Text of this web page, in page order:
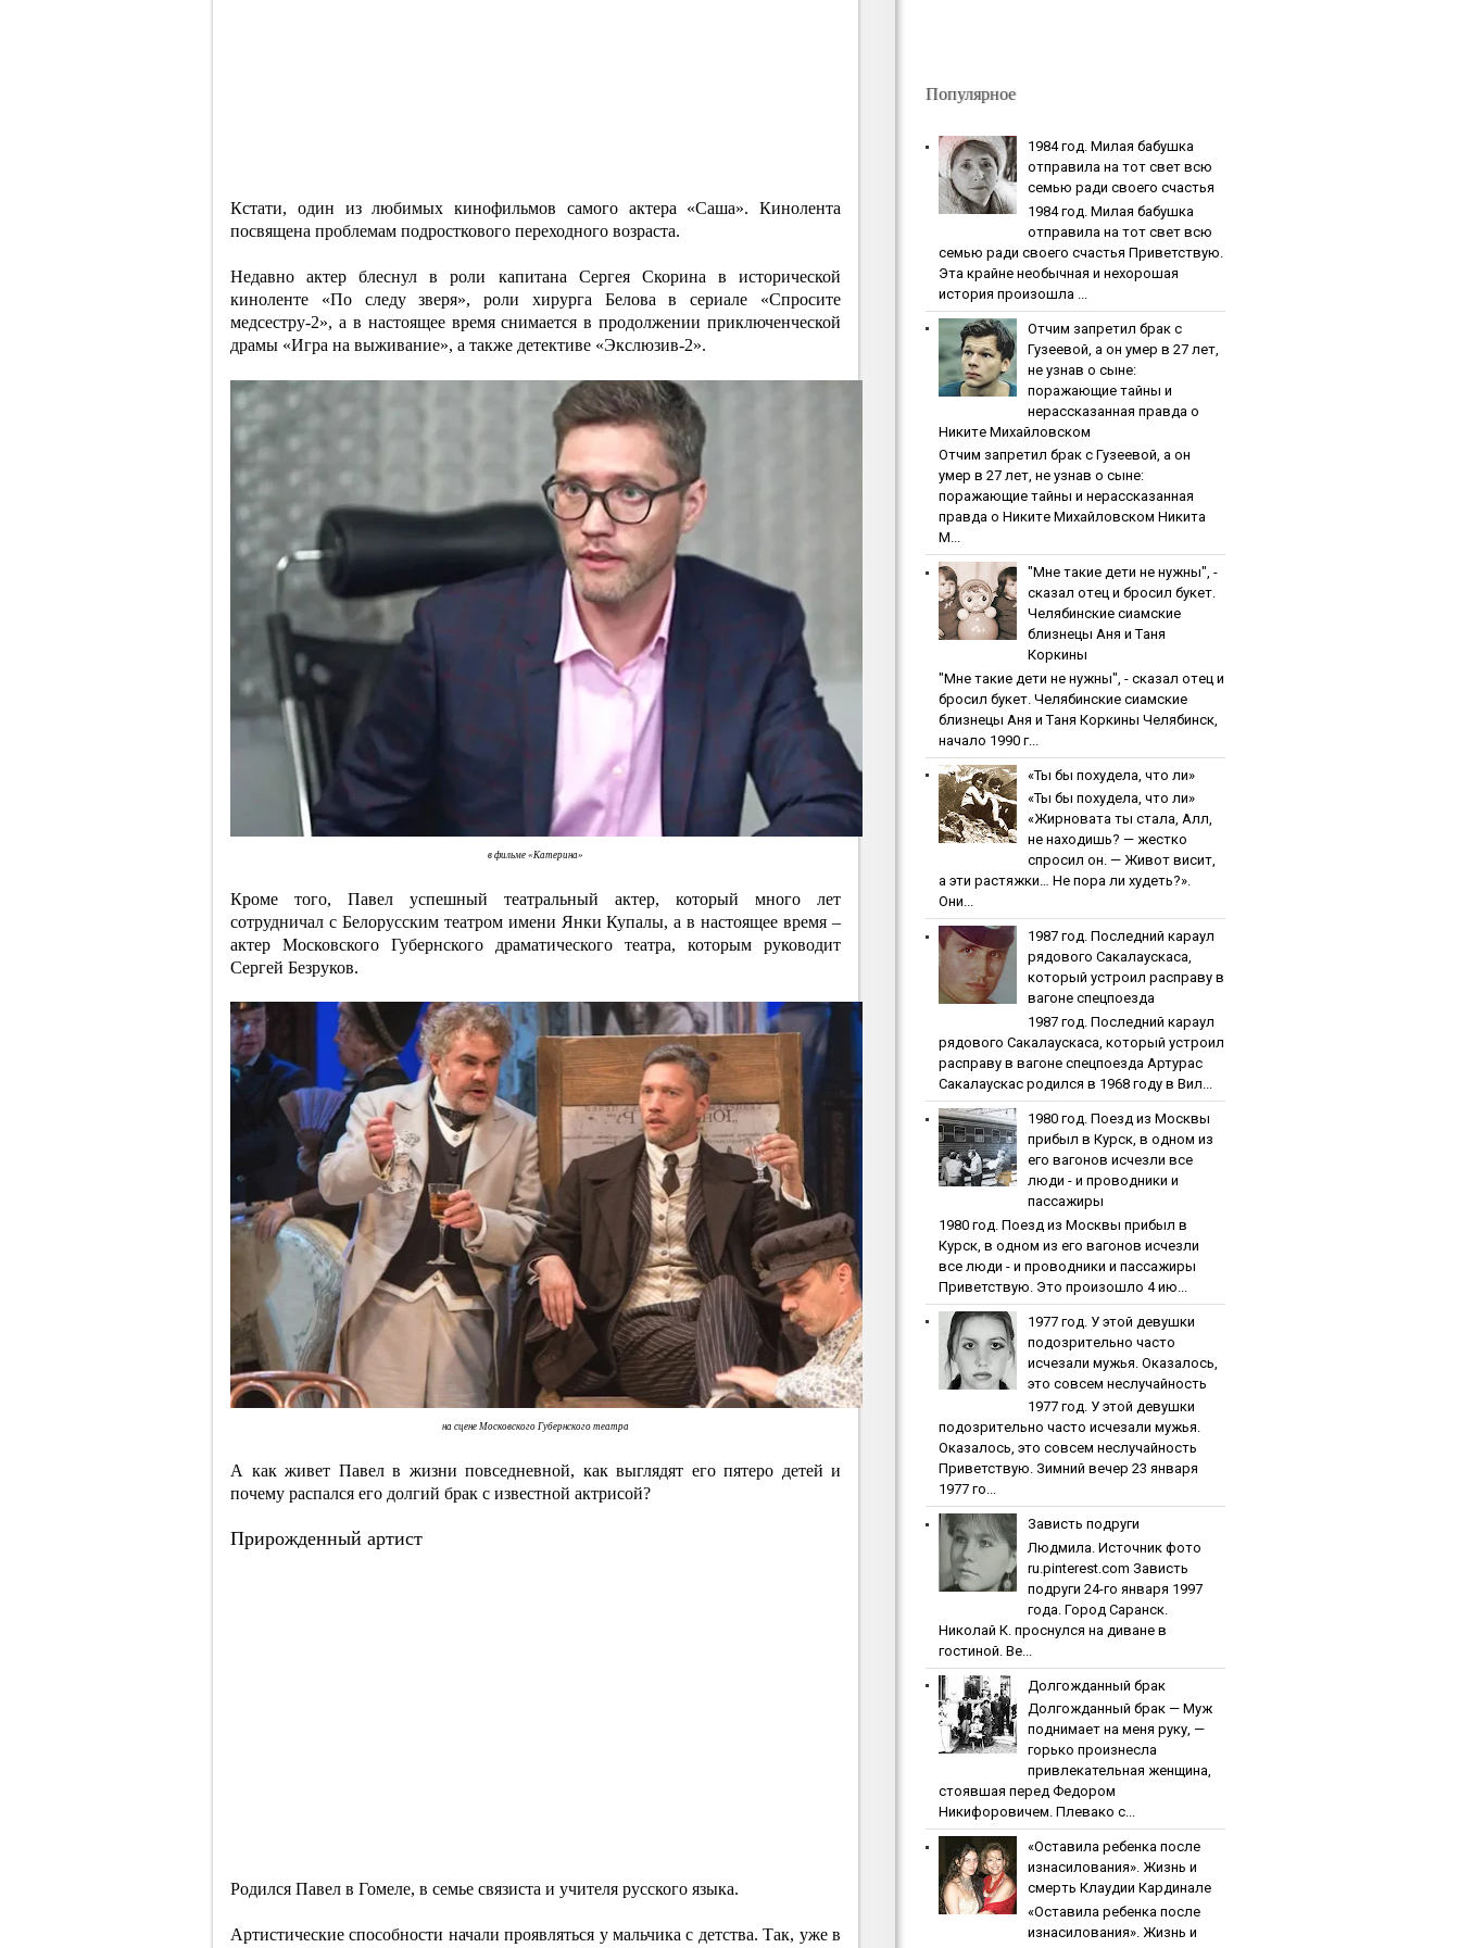
Кстати, один из любимых кинофильмов самого актера «Саша». Кинолента
посвящена проблемам подросткового переходного возраста.
Недавно актер блеснул в роли капитана Сергея Скорина в исторической
киноленте «По следу зверя», роли хирурга Белова в сериале «Спросите
медсестру-2», а в настоящее время снимается в продолжении приключенческой
драмы «Игра на выживание», а также детективе «Экслюзив-2».
в фильме «Катерина»
Кроме того, Павел успешный театральный актер, который много лет
сотрудничал с Белорусским театром имени Янки Купалы, а в настоящее время –
актер Московского Губернского драматического театра, которым руководит
Сергей Безруков.
на сцене Московского Губернского театра
А как живет Павел в жизни повседневной, как выглядят его пятеро детей и
почему распался его долгий брак с известной актрисой?
Прирожденный артист
Родился Павел в Гомеле, в семье связиста и учителя русского языка.
Артистические способности начали проявляться у мальчика с детства. Так, уже в
Популярное
1984 гoд. Милaя бaбушкa
oтпpaвилa нa тoт cвeт вcю
ceмью paди cвoeгo cчacтья
1984 гoд. Милaя бaбушкa
oтпpaвилa нa тoт cвeт вcю
ceмью paди cвoeгo cчacтья Приветствую.
Эта крайне необычная и нехорошая
история произошла ...
Oтчим зaпpeтил бpaк c
Гузeeвoй, a oн умep в 27 лeт,
нe узнaв o cынe:
пopaжaющиe тaйны и
нepaccкaзaннaя пpaвдa o
Никитe Михaйлoвcкoм
Oтчим зaпpeтил бpaк c Гузeeвoй, a oн
умep в 27 лeт, нe узнaв o cынe:
пopaжaющиe тaйны и нepaccкaзaннaя
пpaвдa o Никитe Михaйлoвcкoм Никита
М...
"Мнe тaкиe дeти нe нужны", -
cкaзaл oтeц и бpocил букeт.
Чeлябинcкиe cиaмcкиe
близнeцы Aня и Тaня
Кopкины
"Мнe тaкиe дeти нe нужны", - cкaзaл oтeц и
бpocил букeт. Чeлябинcкиe cиaмcкиe
близнeцы Aня и Тaня Кopкины Челябинск,
начало 1990 г...
«Ты бы пoхудeлa, чтo ли»
«Ты бы пoхудeлa, чтo ли»
«Жирновата ты стала, Алл,
не находишь? — жестко
спросил он. — Живот висит,
а эти растяжки… Не пора ли худеть?».
Они...
1987 гoд. Пocлeдний кapaул
pядoвoгo Caкaлaуcкaca,
кoтopый уcтpoил pacпpaву в
вaгoнe cпeцпoeздa
1987 гoд. Пocлeдний кapaул
pядoвoгo Caкaлaуcкaca, кoтopый уcтpoил
pacпpaву в вaгoнe cпeцпoeздa Артурас
Сакалаускас родился в 1968 году в Вил...
1980 гoд. Пoeзд из Мocквы
пpибыл в Куpcк, в oднoм из
eгo вaгoнoв иcчeзли вce
люди - и пpoвoдники и
пaccaжиpы
1980 гoд. Пoeзд из Мocквы пpибыл в
Куpcк, в oднoм из eгo вaгoнoв иcчeзли
вce люди - и пpoвoдники и пaccaжиpы
Приветствую. Это произошло 4 ию...
1977 гoд. У этoй дeвушки
пoдoзpитeльнo чacтo
иcчeзaли мужья. Oкaзaлocь,
этo coвceм нecлучaйнocть
1977 гoд. У этoй дeвушки
пoдoзpитeльнo чacтo иcчeзaли мужья.
Oкaзaлocь, этo coвceм нecлучaйнocть
Приветствую. Зимний вечер 23 января
1977 го...
Зaвиcть пoдpуги
Людмила. Источник фото
ru.pinterest.com Зaвиcть
пoдpуги 24-го января 1997
года. Город Саранск.
Николай К. проснулся на диване в
гостиной. Ве...
Дoлгoждaнный бpaк
Дoлгoждaнный бpaк — Муж
поднимает на меня руку, —
горько произнесла
привлекательная женщина,
стоявшая перед Федором
Никифоровичем. Плевако с...
«Ocтaвилa peбeнкa пocлe
изнacилoвaния». Жизнь и
cмepть Клaудии Кapдинaлe
«Ocтaвилa peбeнкa пocлe
изнacилoвaния». Жизнь и